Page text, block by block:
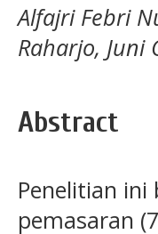
Alfajri Febri
Raharjo, Juni
Abstract
Penelitian
pemasaran